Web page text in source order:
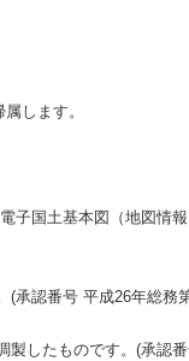
します。
子国土基本図（地図情
(承認番号 平成26年総務
したものです。(承認